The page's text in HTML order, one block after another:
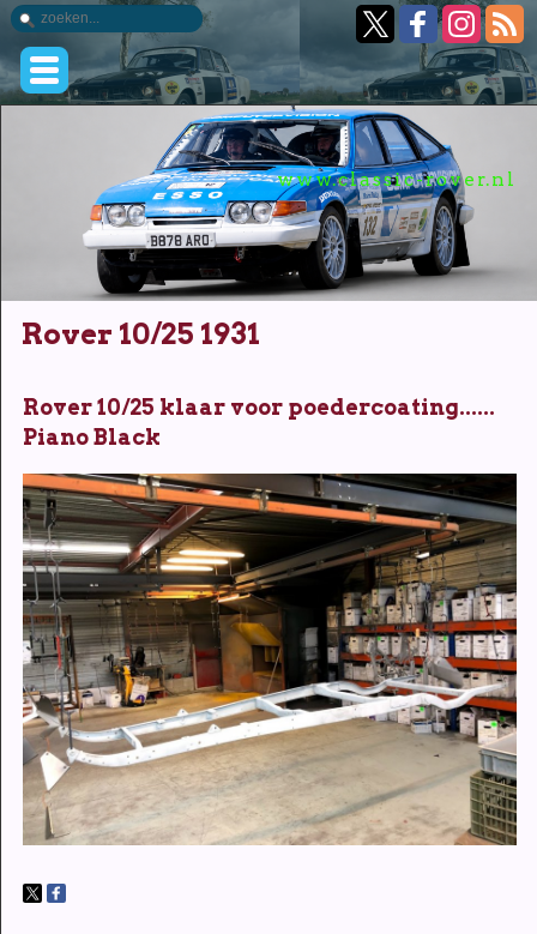
www.classic-rover.nl
Rover 10/25 1931
Rover 10/25 klaar voor poedercoating......
Piano Black